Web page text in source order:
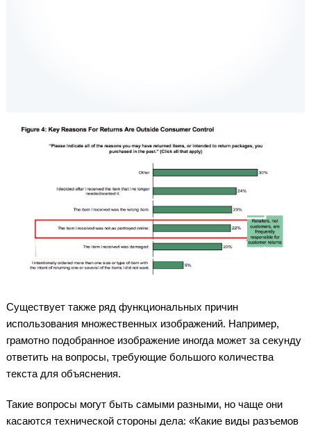
Существует также ряд функциональных причин
использования множественных изображений. Например,
грамотно подобранное изображение иногда может за секунду
ответить на вопросы, требующие большого количества
текста для объяснения.
Такие вопросы могут быть самыми разными, но чаще они
касаются технической стороны дела: «Какие виды разъемов